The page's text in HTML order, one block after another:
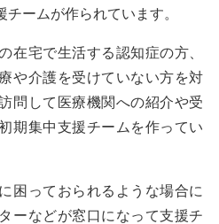
ームが作られています。
在宅で生活する認知症の方、
や介護を受けていない方を対
問して医療機関への紹介や受
期集中支援チームを作ってい
困っておられるような場合に
ーなどが窓口になって支援チ